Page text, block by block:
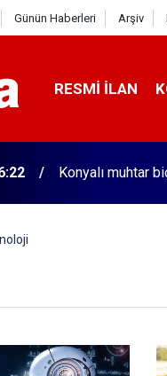
Günün Haberleri Arşiv
RESMI İLAN
Konyasporlu